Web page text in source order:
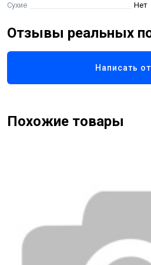
Сухие Нет
Отзывы реальных
Написать
Похожие товары